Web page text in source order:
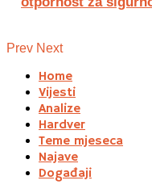
Prev Next
Home
Vijesti
Analize
Hardver
Teme mjeseca
Najave
Događaji